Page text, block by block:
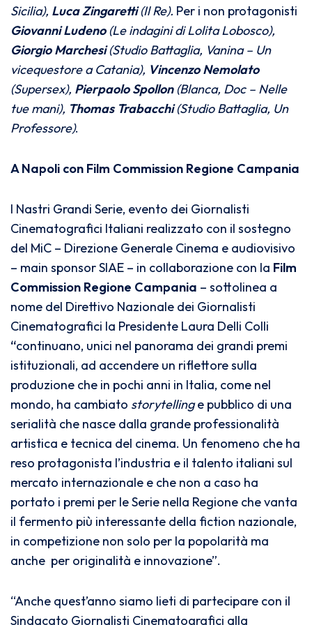
Sicilia), Luca Zingaretti(Il Re). Per i non protagonisti
Giovanni Ludeno(Le indagini di Lolita Lobosco),
Giorgio Marchesi(Studio Battaglia, Vanina – Un
vicequestore a Catania), Vincenzo Nemolato
(Supersex), Pierpaolo Spollon(Blanca, Doc – Nelle
tue mani), Thomas Trabacchi(Studio Battaglia, Un
Professore).
A Napoli con Film Commission Regione Campania
I Nastri Grandi Serie, evento dei Giornalisti
Cinematografici Italiani realizzato con il sostegno
del MiC – Direzione Generale Cinema e audiovisivo
– main sponsor SIAE – in collaborazione con la Film
Commission Regione Campania – sottolinea a
nome del Direttivo Nazionale dei Giornalisti
Cinematografici la Presidente Laura Delli Colli
“continuano, unici nel panorama dei grandi premi
istituzionali, ad accendere un riflettore sulla
produzione che in pochi anni in Italia, come nel
mondo, ha cambiato storytellinge pubblico di una
serialità che nasce dalla grande professionalità
artistica e tecnica del cinema. Un fenomeno che ha
reso protagonista l’industria e il talento italiani sul
mercato internazionale e che non a caso ha
portato i premi per le Serie nella Regione che vanta
il fermento più interessante della fiction nazionale,
in competizione non solo per la popolarità ma
anche per originalità e innovazione”.
“Anche quest’anno siamo lieti di partecipare con il
Sindacato Giornalisti Cinematografici alla